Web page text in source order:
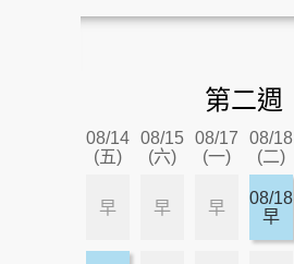
第二週
08/14
(五)
08/15
(六)
08/17
(一)
08/18
(二)
早 早 早
08/18
早